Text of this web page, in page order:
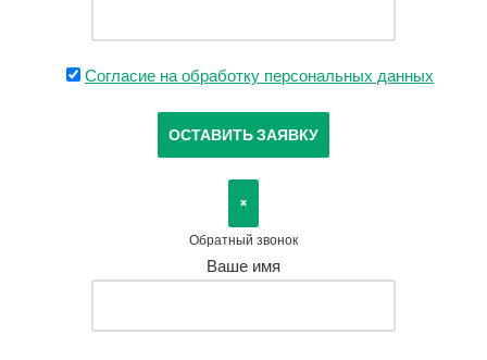
Согласие на обработку персональных данных
×
Обратный звонок
Ваше имя